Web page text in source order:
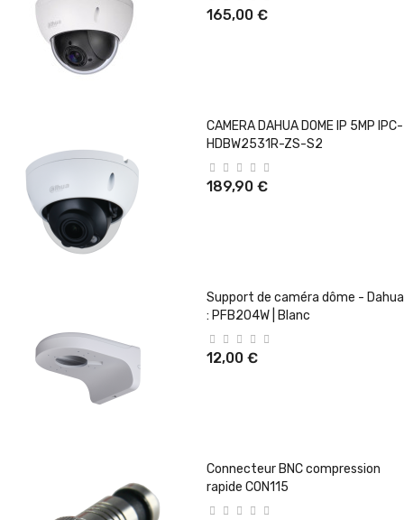
165,00 €
CAMERA DAHUA DOME IP 5MP IPC-
HDBW2531R-ZS-S2
189,90 €
Support de caméra dôme - Dahua
: PFB204W | Blanc
12,00 €
Connecteur BNC compression
rapide CON115